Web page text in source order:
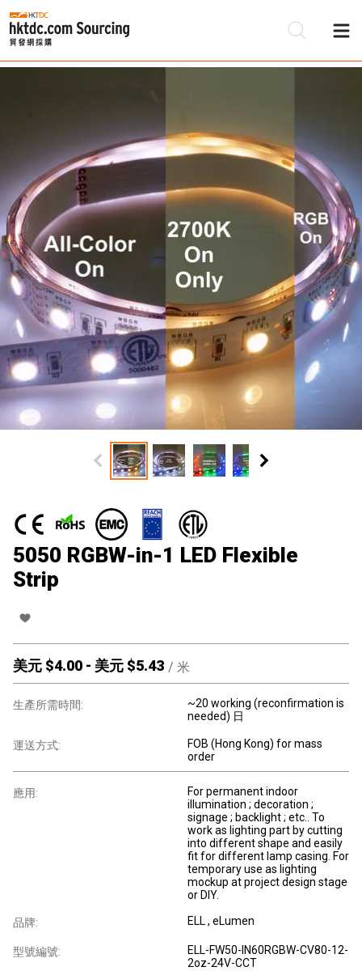
5050 RGBW-in-1 LED Flexible
Strip
美元 $4.00 - 美元 $5.43 / 米
生產所需時間:
~20 working (reconfirmation is
needed) 日
運送方式:
FOB (Hong Kong) for mass
order
應用:
For permanent indoor
illumination ; decoration ;
signage ; backlight ; etc.. To
work as lighting part by cutting
into different shape and easily
fit for different lamp casing. For
temporary use as lighting
mockup at project design stage
or DIY.
品牌: ELL , eLumen
型號編號:
ELL-FW50-IN60RGBW-CV80-12-
2oz-24V-CCT